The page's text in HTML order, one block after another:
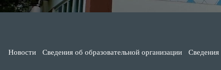
Новости Сведения об образовательной организации Сведения